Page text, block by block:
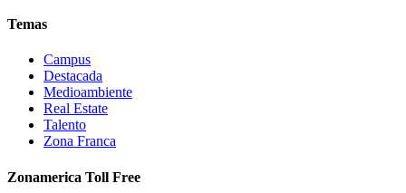
Temas
Campus
Destacada
Medioambiente
Real Estate
Talento
Zona Franca
Zonamerica Toll Free